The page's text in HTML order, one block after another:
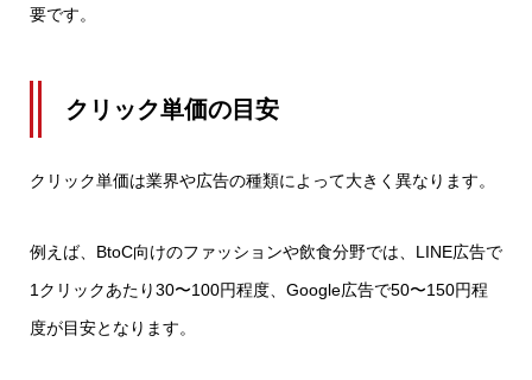
要です。
クリック単価の目安
クリック単価は業界や広告の種類によって大きく異なります。
例えば、BtoC向けのファッションや飲食分野では、LINE広告で
1クリックあたり30〜100円程度、Google広告で50〜150円程
度が目安となります。